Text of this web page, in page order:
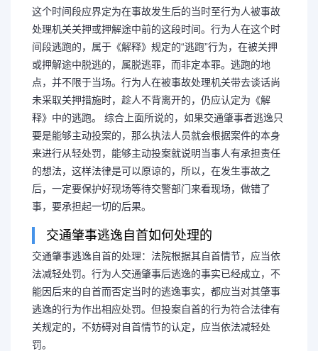
这个时间段应界定为在事故发生后的当时至行为人被事故
处理机关关押或押解途中前的这段时间。行为人在这个时
间段逃跑的，属于《解释》规定的“逃跑”行为，在被关押
或押解途中脱逃的，属脱逃罪，而非定本罪。逃跑的地
点，并不限于当场。行为人在被事故处理机关带去谈话尚
未采取关押措施时，趁人不背离开的，仍应认定为《解
释》中的逃跑。 综合上面所说的，如果交通肇事者逃逸只
要是能够主动投案的，那么执法人员就会根据案件的本身
来进行从轻处罚，能够主动投案就说明当事人有承担责任
的想法，这样法律是可以原谅的，所以，在发生事故之
后，一定要保护好现场等待交警部门来看现场，做错了
事，要承担起一切的后果。
交通肇事逃逸自首如何处理的
交通肇事逃逸自首的处理：法院根据其自首情节，应当依
法减轻处罚。行为人交通肇事后逃逸的事实已经成立，不
能因后来的自首而否定当时的逃逸事实，都应当对其肇事
逃逸的行为作出相应处罚。但投案自首的行为符合法律有
关规定的，不妨碍对自首情节的认定，应当依法减轻处
罚。